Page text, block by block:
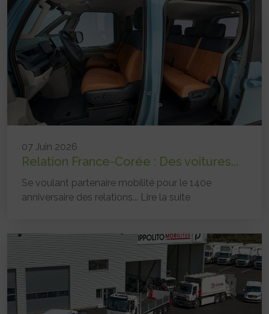
07 Juin 2026
Relation France-Corée : Des voitures...
Se voulant partenaire mobilité pour le 140e
anniversaire des relations... Lire la suite